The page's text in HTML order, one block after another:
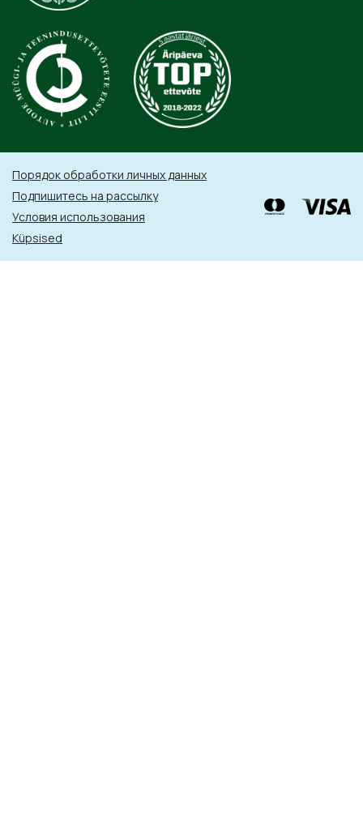
Порядок обработки личных данных
Подпишитесь на рассылку
Условия использования
Küpsised